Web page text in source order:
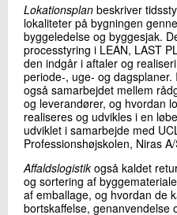
Lokationsplan beskriver
lokaliteter på bygningen
byggeledelse og byggesjak.
processtyring i LEAN, LAST
den indgår i aftaler og
periode-, uge- og dagsplaner.
også samarbejdet mellem
og leverandører, og hvordan
realiseres og udvikles i en
udviklet i samarbejde med
Professionshøjskolen, Niras
Affaldslogistikogså kaldet
og sortering af
af emballage, og hvordan de
bortskaffelse, genanvendelse